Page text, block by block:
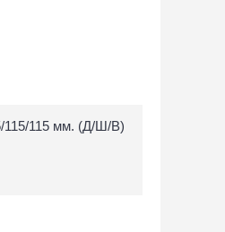
115/115 мм. (Д/Ш/В)